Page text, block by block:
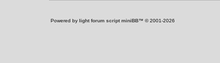
Powered by light forum script miniBB™ © 2001-2026